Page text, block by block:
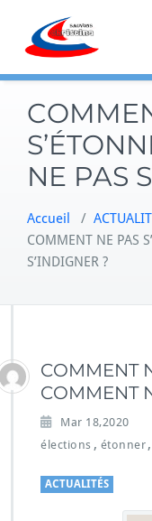
content
NE PAS
Accueil /
COMMENT NE PAS
S’INDIGNER ?
COMMENT
COMMENT
Mar 18,2020
élections , étonner ,
ACTUALITÉS